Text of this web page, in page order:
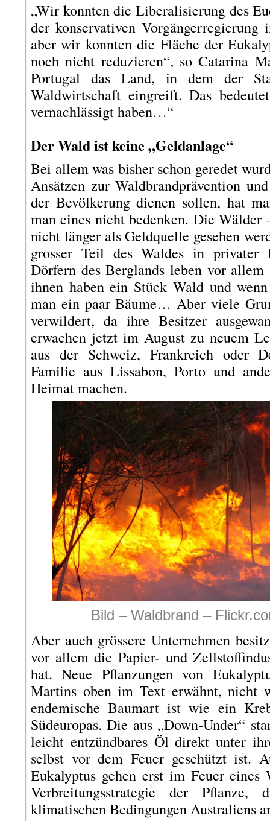
„Wir konnten die Liberalisierung des
der konservativen
aber wir konnten die Fläche der
noch nicht reduzieren“, so Catarina
Portugal das Land, in dem der
Waldwirtschaft eingreift. Das
vernachlässigt haben…“
Der Wald ist keine „Geldanlage“
Bei allem was bisher schon geredet
Ansätzen zur Waldbrandprävention
der Bevölkerung dienen sollen, hat
man eines nicht bedenken. Die
nicht länger als Geldquelle gesehen
grosser Teil des Waldes in privater
Dörfern des Berglands leben vor
ihnen haben ein Stück Wald und
man ein paar Bäume… Aber viele
verwildert, da ihre Besitzer
erwachen jetzt im August zu neuem
aus der Schweiz, Frankreich oder
Familie aus Lissabon, Porto und
Heimat machen.
Bild – Waldbrand –
Aber auch grössere Unternehmen
vor allem die Papier- und
hat. Neue Pflanzungen von
Martins oben im Text erwähnt, nicht
endemische Baumart ist wie ein
Südeuropas. Die aus „Down-Under“
leicht entzündbares Öl direkt unter
selbst vor dem Feuer geschützt ist.
Eukalyptus gehen erst im Feuer
Verbreitungsstrategie der
klimatischen Bedingungen Australiens